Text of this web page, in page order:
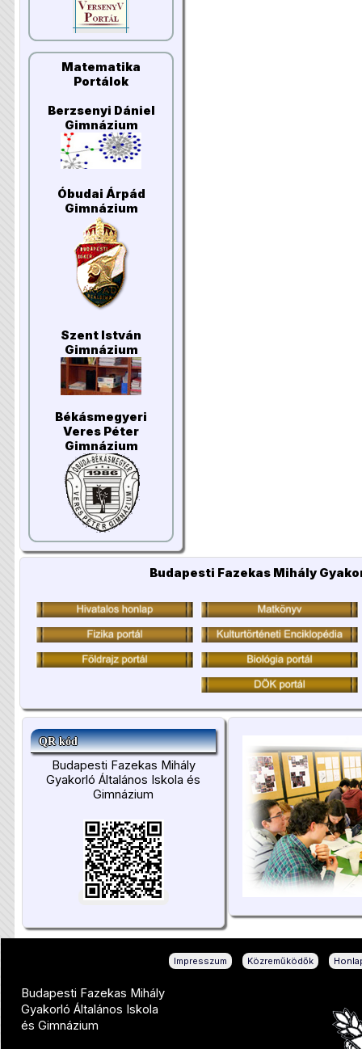
Matematika
Portálok
Berzsenyi Dániel
Gimnázium
Óbudai Árpád
Gimnázium
Szent István
Gimnázium
Békásmegyeri
Veres Péter
Gimnázium
Budapesti Fazekas Mihály
QR kód
Budapesti Fazekas Mihály
Gyakorló Általános Iskola és
Gimnázium
Impresszum Közreműködők
Budapesti Fazekas Mihály
Gyakorló Általános Iskola
és Gimnázium